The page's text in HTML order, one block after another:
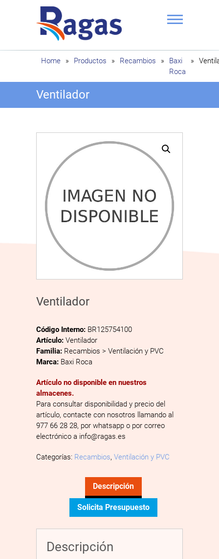
Ragas
Home » Productos » Recambios »
Baxi
Roca
»
Ventilador
Ventilador
Código Interno: BR125754100
Artículo: Ventilador
Familia: Recambios > Ventilación y PVC
Marca: Baxi Roca
Artículo no disponible en nuestros
almacenes.
Para consultar disponibilidad y precio del
artículo, contacte con nosotros llamando al
977 66 28 28, por whatsapp o por correo
electrónico a info@ragas.es
Categorías: Recambios, Ventilación y PVC
Descripción
Solicita Presupuesto
Descripción